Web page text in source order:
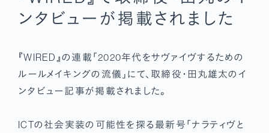
ンタビューが掲載されました
『WIRED』の連載「2020年代をサヴァイヴするための
ルールメイキングの流儀」にて、取締役・田丸雄太のイ
ンタビュー記事が掲載されました。
ICTの社会実装の可能性を探る最新号「ナラティヴと